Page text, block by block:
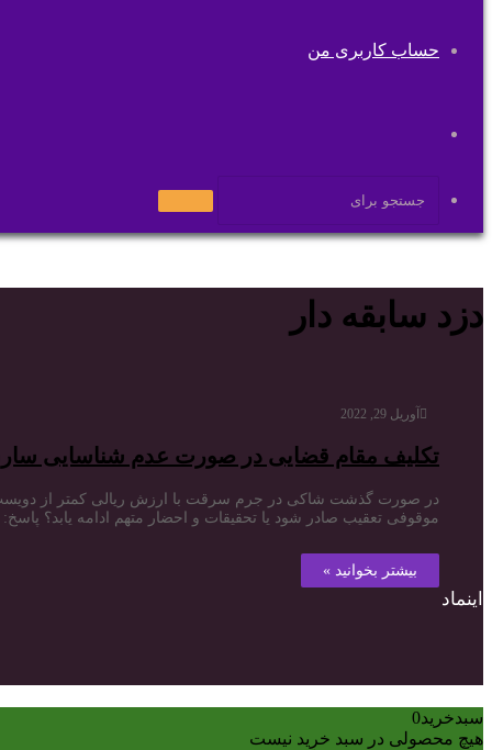
حساب کاربری من
پوسته
جستجو
برای
دزد سابقه دار
آوریل 29, 2022
تکلیف مقام قضایی در صورت عدم شناسایی
موقوفی تعقیب صادر شود یا تحقیقات و احضار متهم ادامه یابد؟ پاسخ: مطابق تبصره ١ ماده ١٠٠ ق.م. جرایم قابل گذشت، جرایمی می‌باشند که شروع و ادامه
بیشتر بخوانید »
اینماد
سبدخرید0
هیچ محصولی در سبد خرید نیست